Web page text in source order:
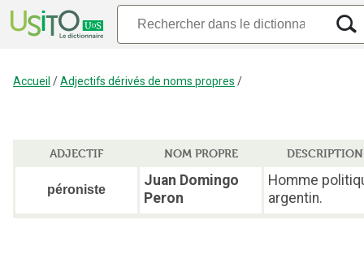
Accueil /Adjectifs dérivés de noms propres /
ADJECTIF NOM PROPRE DESCRIPTION
péroniste
Juan Domingo
Peron
Homme
argentin.